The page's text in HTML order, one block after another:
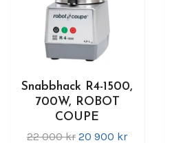
Snabbhack R4-1500,
700W, ROBOT
COUPE
22 000 kr 20 900 kr